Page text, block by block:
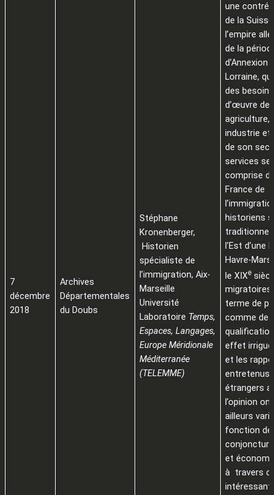
7
décembre
2018
Archives
Départementales
du Doubs
Stéphane
Kronenberger,
Historien
spécialiste de
l’immigration, Aix-
Marseille
Université
Laboratoire Temps,
Espaces, Langages,
Europe Méridionale
Méditerranée
(TELEMME)
une
de la
l’empire
de la
d’Annexion
Lorraine,
des
d’œuvre de
agriculture,
industrie et
de son
services se
comprise
France de
historiens
l’Est d’une
Havre-
le XIXe
migratoires
terme de
comme de
effet irrigué
et les
entretenus
étrangers
l’opinion
ailleurs
fonction de
et
à travers
intéressant